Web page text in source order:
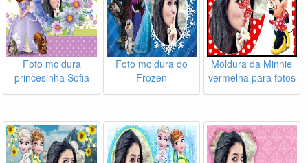
Foto moldura
princesinha Sofia
Foto moldura do
Frozen
Moldura da Minnie
vermelha para fotos